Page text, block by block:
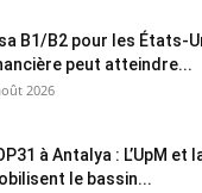
B1/B2 pour les États-
peut atteindre...
2026
à Antalya : L’UpM et
le bassin...